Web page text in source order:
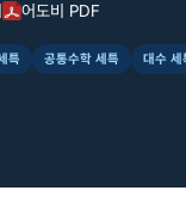
어도비 PDF
특 공통수학 세특 대수 세